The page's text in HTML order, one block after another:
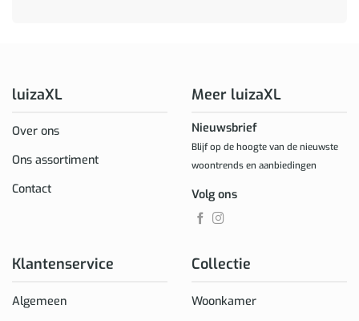
luizaXL
Over ons
Ons assortiment
Contact
Klantenservice
Algemeen
Collectie
Woonkamer
Meer luizaXL
Nieuwsbrief
Blijf op de hoogte van de nieuwste
woontrends en aanbiedingen
Volg ons